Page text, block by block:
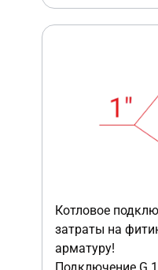
Диаметр 63
взгляда
Котловое
затраты на
арматуру!